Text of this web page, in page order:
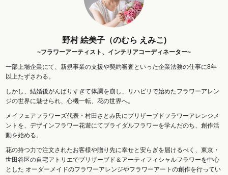
野村 絵美子（のむら えみこ)
~フラワーアーティスト、インテリアコーディネーター~
一部上場企業にて、新規事業の支援や契約審査といった企業法務の仕事に8年
以上たずさわる。
しかし、結婚後がんばりすぎて体調を崩し、リハビリで始めたフラワーアレン
ジの世界に魅せられ、心機一転、花の世界へ。
メイフェアフラワーズ代表・村田さとみ氏にプリザーブドフラワーアレンジメ
ントを、デザインフラワー花遊にてブライダルフラワーを学んだのち、創作活
動を始める。
花の持つ力で注文されたお客様や贈り先に幸せと安らぎを届けるべく、東京・
世田谷区の自宅アトリエでプリザーブド＆アーティフィシャルフラワーを中心
とした オーダーメイドのフラワーアレンジやフラワーアートの創作を行ってい